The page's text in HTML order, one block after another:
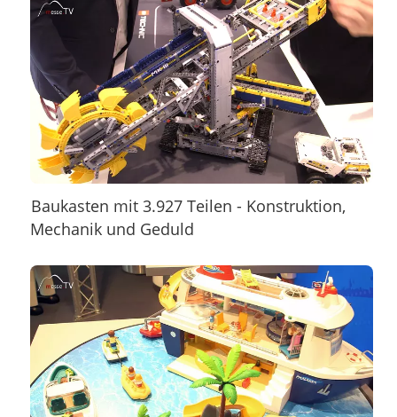
Baukasten mit 3.927 Teilen - Konstruktion,
Mechanik und Geduld